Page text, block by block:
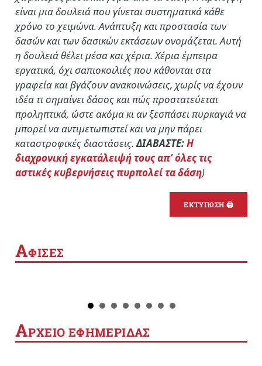
είναι μια δουλειά που γίνεται συστηματικά κάθε
χρόνο το χειμώνα. Ανάπτυξη και προστασία των
δασών και των δασικών εκτάσεων ονομάζεται. Αυτή
η δουλειά θέλει μέσα και χέρια. Χέρια έμπειρα
εργατικά, όχι σαπιοκοιλιές που κάθονται στα
γραφεία και βγάζουν ανακοινώσεις, χωρίς να έχουν
ιδέα τι σημαίνει δάσος και πώς προστατεύεται
προληπτικά, ώστε ακόμα κι αν ξεσπάσει πυρκαγιά να
μπορεί να αντιμετωπιστεί και να μην πάρει
καταστροφικές διαστάσεις.ΔΙΑΒΑΣΤΕ:Η
διαχρονική εγκατάλειψή τους απ’ όλες τις
αστικές κυβερνήσεις πυρπολεί τα δάση)
ΕΚΤΥΠΩΣΗ 🖨
ΑΦΙΣΕΣ
ΑΡΧΕΙΟ ΕΦΗΜΕΡΙΔΑΣ